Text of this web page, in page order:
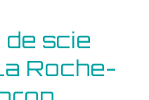
scie
Roche-